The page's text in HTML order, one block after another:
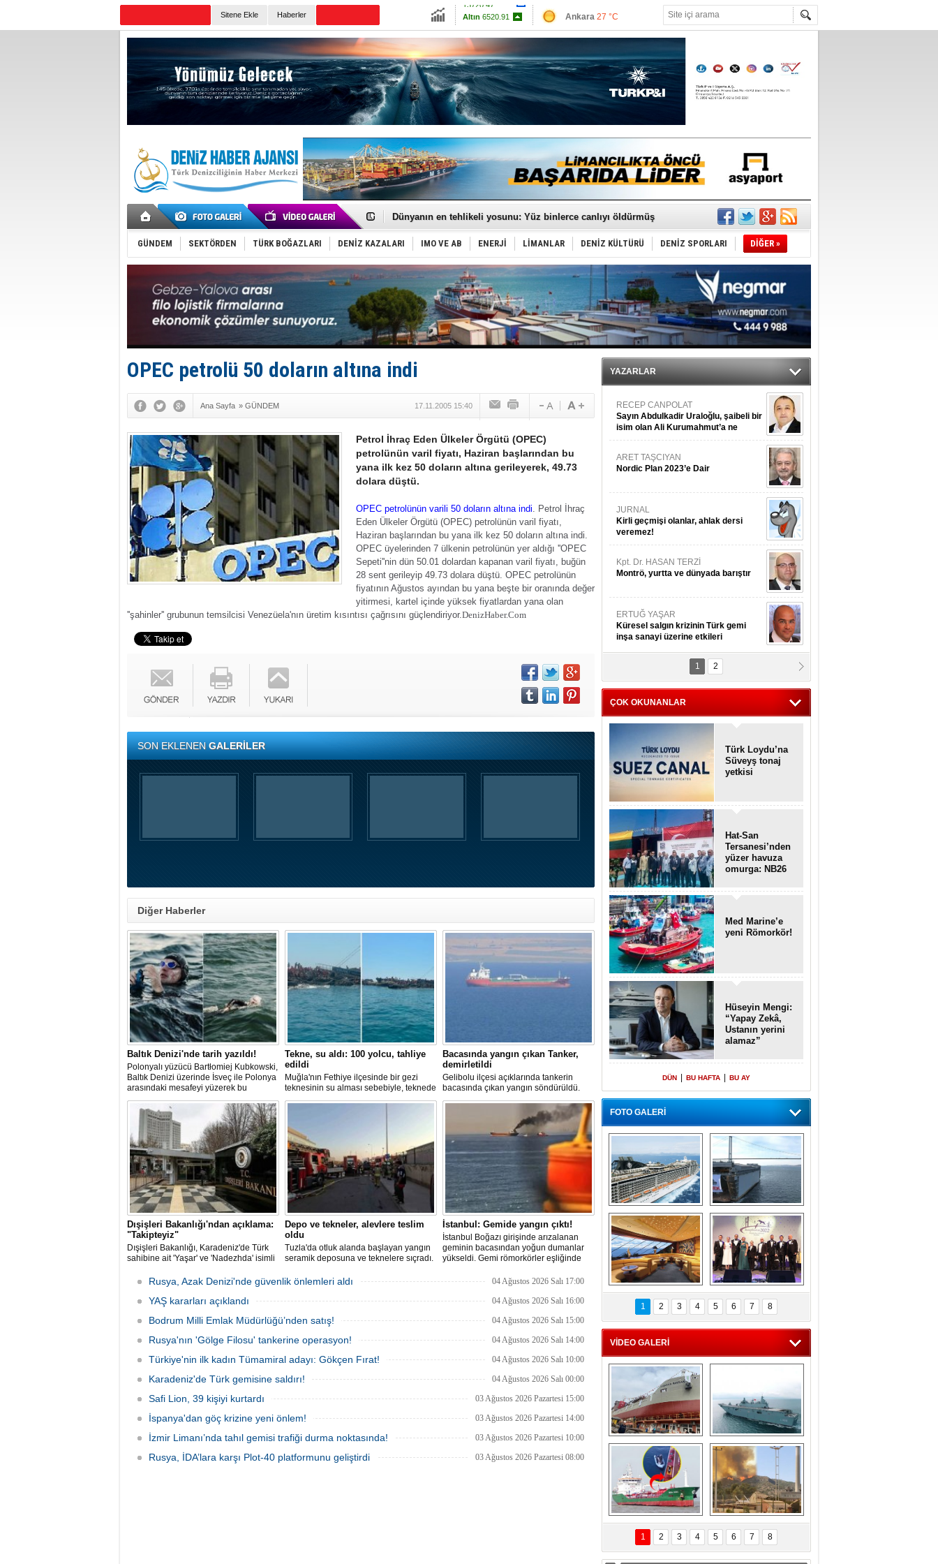
Sitene Ekle Haberler
Altın 6520.91
Euro55.0663
Ankara 27 °C
Antalya34 °C
Muğla 28 °C
Çanakkale 27 °C
Baltık Denizi'nde tarih yazıldı!
Dünyanın en tehlikeli yosunu: Yüz binlerce canlıyı öldürmüş
Türk Loydu’na Süveyş tonaj yetkisi
Hüseyin Mengi: “Yapay Zekâ, Ustanın yerini alamaz”
Hat-San Tersanesi’nden yüzer havuza omurga: NB26
Med Marine’e yeni Römorkör!
KOSDER’den Karadeniz için ‘Çağrı’!
Kalyoncu’dan ‘Sefer’ kararı!
Tekne, su aldı: 100 yolcu, tahliye edildi
Bacasında yangın çıkan Tanker, demirletildi
Dışişleri Bakanlığı'ndan açıklama: "Takipteyiz"
Depo ve tekneler, alevlere teslim oldu
Kruvaziyer Şirketleri işte buralara ‘Yatırım’ yapıyor
SES Yachts’tan EPOQ 36!
GÜNDEM SEKTÖRDEN TÜRK BOĞAZLARI DENİZ KAZALARI IMO VE AB ENERJİ LİMANLAR DENİZ KÜLTÜRÜ DENİZ SPORLARI DİĞER »
OPEC petrolü 50 doların altına indi
Ana Sayfa » GÜNDEM 17.11.2005 15:40
Petrol İhraç Eden Ülkeler Örgütü (OPEC)
petrolünün varil fiyatı, Haziran başlarından bu
yana ilk kez 50 doların altına gerileyerek, 49.73
dolara düştü.
OPEC petrolünün varili 50 doların altına indi. Petrol İhraç
Eden Ülkeler Örgütü (OPEC) petrolünün varil fiyatı,
Haziran başlarından bu yana ilk kez 50 doların altına indi.
OPEC üyelerinden 7 ülkenin petrolünün yer aldığı ''OPEC
Sepeti''nin dün 50.01 dolardan kapanan varil fiyatı, buğün
28 sent gerileyip 49.73 dolara düştü. OPEC petrolünün
fiyatının Ağustos ayından bu yana beşte bir oranında değer
yitirmesi, kartel içinde yüksek fiyatlardan yana olan
''şahinler'' grubunun temsilcisi Venezüela'nın üretim kısıntısı çağrısını güçlendiriyor.DenizHaber.Com
SON EKLENENGALERİLER
Diğer Haberler
Baltık Denizi'nde tarih yazıldı!
Polonyalı yüzücü Bartłomiej Kubkowski,
Baltık Denizi üzerinde İsveç ile Polonya
arasındaki mesafeyi yüzerek bu
başarının ilk örneği olarak tarihe geçti.
Tekne, su aldı: 100 yolcu, tahliye
edildi
Muğla'nın Fethiye ilçesinde bir gezi
teknesinin su alması sebebiyle, teknede
bulunan 100 yolcu tahliye edildi,
Bacasında yangın çıkan Tanker,
demirletildi
Gelibolu ilçesi açıklarında tankerin
bacasında çıkan yangın söndürüldü.
Tanker, ardından Şevketiye Demir
Dışişleri Bakanlığı'ndan açıklama:
"Takipteyiz"
Dışişleri Bakanlığı, Karadeniz'de Türk
sahibine ait 'Yaşar' ve 'Nadezhda' isimli
araçlarıyla gerçekleştirilen saldırıda
yaralanan personelin sağlık durumu ve
güvenliğinin yakından takip edildiğini
Depo ve tekneler, alevlere teslim
oldu
Tuzla'da otluk alanda başlayan yangın
seramik deposuna ve teknelere sıçradı.
alevleri kontrol altına aldı.
İstanbul: Gemide yangın çıktı!
İstanbul Boğazı girişinde arızalanan
geminin bacasından yoğun dumanlar
yükseldi. Gemi römorkörler eşliğinde
Rusya, Azak Denizi'nde güvenlik önlemleri aldı 04 Ağustos 2026 Salı 17:00
YAŞ kararları açıklandı 04 Ağustos 2026 Salı 16:00
Bodrum Milli Emlak Müdürlüğü’nden satış! 04 Ağustos 2026 Salı 15:00
Rusya'nın 'Gölge Filosu' tankerine operasyon! 04 Ağustos 2026 Salı 14:00
Türkiye'nin ilk kadın Tümamiral adayı: Gökçen Fırat! 04 Ağustos 2026 Salı 10:00
Karadeniz'de Türk gemisine saldırı! 04 Ağustos 2026 Salı 00:00
Safi Lion, 39 kişiyi kurtardı 03 Ağustos 2026 Pazartesi 15:00
İspanya'dan göç krizine yeni önlem! 03 Ağustos 2026 Pazartesi 14:00
İzmir Limanı’nda tahıl gemisi trafiği durma noktasında! 03 Ağustos 2026 Pazartesi 10:00
Rusya, İDA’lara karşı Plot-40 platformunu geliştirdi 03 Ağustos 2026 Pazartesi 08:00
YAZARLAR
RECEP CANPOLAT
Sayın Abdulkadir Uraloğlu, şaibeli bir
isim olan Ali Kurumahmut’a ne
danışıyorsunuz?
ARET TAŞCIYAN
Nordic Plan 2023’e Dair
JURNAL
Kirli geçmişi olanlar, ahlak dersi
veremez!
Kpt. Dr. HASAN TERZİ
Montrö, yurtta ve dünyada barıştır
ERTUĞ YAŞAR
Küresel salgın krizinin Türk gemi
inşa sanayi üzerine etkileri
Kpt. MESUT AZMİ GÖKSOY
ithafen...
1 2
ÇOK OKUNANLAR
Türk Loydu’na
Süveyş tonaj
yetkisi
Hat-San
Tersanesi’nden
yüzer havuza
omurga: NB26
Med Marine’e
yeni Römorkör!
Hüseyin Mengi:
“Yapay Zekâ,
Ustanın yerini
alamaz”
DÜN BU HAFTA BU AY
FOTO GALERİ
“Gemi içinde gemi”
konsepti ile MSC
Splendida
Dünyada tek!
Denizaltı yüzer
havuzu intikal
seyrine başladı
MSC'den 55 milyon
euroluk turizm geliri
müjdesi
5. Bosphorus Ship
Brokers Dinner,
İstanbul’da yapıldı
1 2 3 4 5 6 7 8
VİDEO GALERİ
Çeksan Tersanesi,
Başaran Bayrak
tankerini suya
indirdi
TCG Anadolu,
tersane teknik
seyrini tamamladı
Göçmenlerin
imdadına Türk
sahipli MINA DENIZ
yetişti
Milas’taki yangın
yeniden termik
santrallere doğru
ilerliyor
1 2 3 4 5 6 7 8